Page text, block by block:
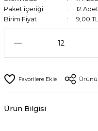
Paket içeriği
12 Adet
Birim Fiyat
9,00
Ürünü
Ürün Bilgisi